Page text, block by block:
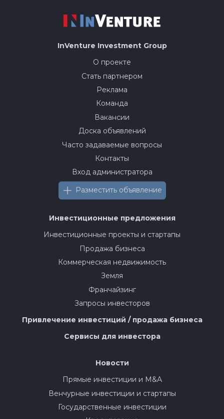
InVenture Investment Group
О проекте
Стать партнером
Реклама
Команда
Вакансии
Доска объявлений
Часто задаваемые вопросы
Контакты
Вход администратора
Разместить объявление
Инвестиционные предложения
Инвестиционные проекты и стартапы
Продажа бизнеса
Коммерческая недвижимость
Земля
Франчайзинг
Запросы инвесторов
Привлечение инвестиций / продажа бизнеса
Сервисы для инвестора
Новости
Прямые инвестиции и M&A
Венчурные инвестиции и стартапы
Государственные инвестиции